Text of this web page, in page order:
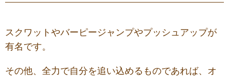
スクワットやバーピージャンプやプッシュアップが
有名です。
その他、全力で自分を追い込めるものであれば、オ